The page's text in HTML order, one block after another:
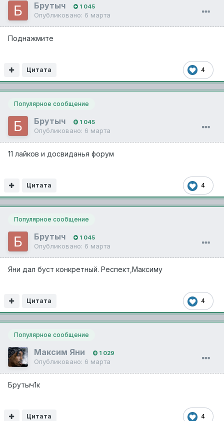
Брутыч 1 045
Опубликовано: 6 марта
Поднажмите
4
Цитата
Популярное сообщение
Брутыч 1 045
Опубликовано: 6 марта
11 лайков и досвиданья форум
4
Цитата
Популярное сообщение
Брутыч 1 045
Опубликовано: 6 марта
Яни дал буст конкретный. Респект,Максиму
4
Цитата
Популярное сообщение
Максим Яни 1 029
Опубликовано: 6 марта
Брутыч1к
4
Цитата